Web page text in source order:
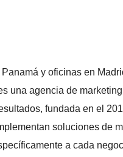
y oficinas en
una agencia de
fundada en el
soluciones de
a cada